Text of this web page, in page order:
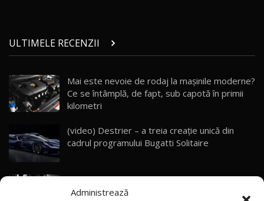
Administrează
28
Noul Geely Monjaro 2025! Mai ieftin și mai
dotat / Test Drive AutoBlog.MD
29
ZEEKR 9X - PRIMUL TEST DRIVE ÎN ROMÂNĂ!
CUM SE CONDUCE?
33:40
30
Primele impresii despre BYD Seal U DM-i,
Sealion 7 și Seal 5 DM-i / Test Drive
AutoBlog.MD
ULTIMELE RECENZII
Mai este nevoie de rodaj la mașinile moderne?
Ce se întâmplă, de fapt, sub capotă în primii
kilometri
(video) Destrier – a treia creație unică din
cadrul programului Bugatti Solitaire
(video) SRT prezintă tehnologia eBoost Air
care elimină decalajul turbo